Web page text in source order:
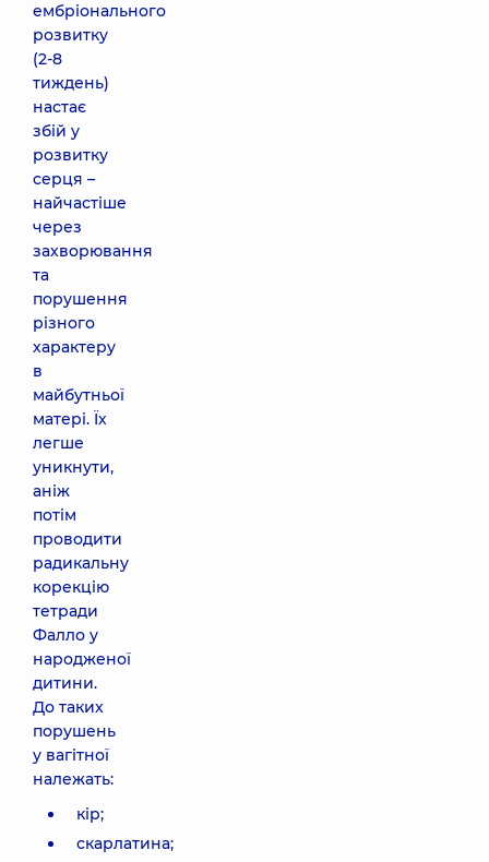
ембріонального
розвитку
(2-8
тиждень)
настає
збій у
розвитку
серця –
найчастіше
через
захворювання
та
порушення
різного
характеру
в
майбутньої
матері. Їх
легше
уникнути,
аніж
потім
проводити
радикальну
корекцію
тетради
Фалло у
народженої
дитини.
До таких
порушень
у вагітної
належать:
кір;
скарлатина;